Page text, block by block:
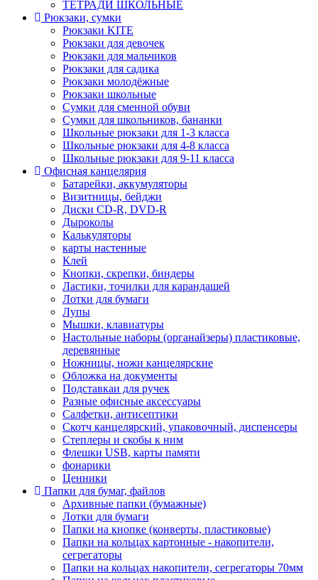
ТЕТРАДИ ШКОЛЬНЫЕ
Рюкзаки, сумки
Рюкзаки KITE
Рюкзаки для девочек
Рюкзаки для мальчиков
Рюкзаки для садика
Рюкзаки молодёжные
Рюкзаки школьные
Сумки для сменной обуви
Сумки для школьников, бананки
Школьные рюкзаки для 1-3 класса
Школьные рюкзаки для 4-8 класса
Школьные рюкзаки для 9-11 класса
Офисная канцелярия
Батарейки, аккумуляторы
Визитницы, бейджи
Диски CD-R, DVD-R
Дыроколы
Калькуляторы
карты настенные
Клей
Кнопки, скрепки, биндеры
Ластики, точилки для карандашей
Лотки для бумаги
Лупы
Мышки, клавиатуры
Настольные наборы (органайзеры) пластиковые,
деревянные
Ножницы, ножи канцелярские
Обложка на документы
Подставкаи для ручек
Разные офисные аксессуары
Салфетки, антисептики
Скотч канцелярский, упаковочный, диспенсеры
Степлеры и скобы к ним
Флешки USB, карты памяти
фонарики
Ценники
Папки для бумаг, файлов
Архивные папки (бумажные)
Лотки для бумаги
Папки на кнопке (конверты, пластиковые)
Папки на кольцах картонные - накопители,
сегрегаторы
Папки на кольцах накопители, сегрегаторы 70мм